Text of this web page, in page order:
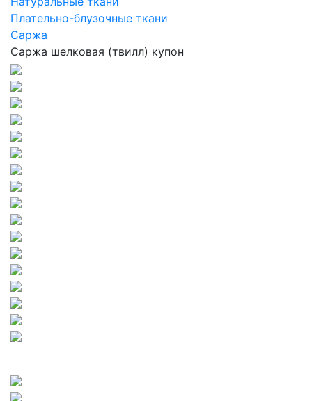
Плательно-блузочные ткани
Саржа
Саржа шелковая (твилл) купон